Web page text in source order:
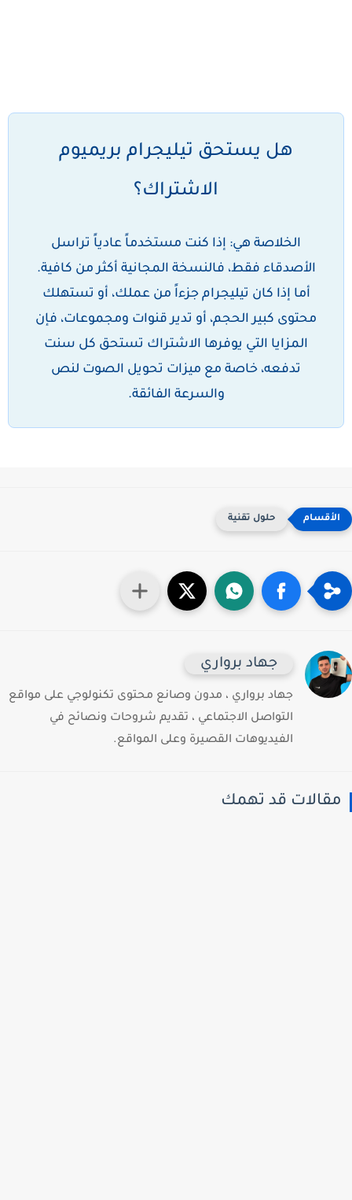
هل يستحق تيليجرام بريميوم
الاشتراك؟
الخلاصة هي: إذا كنت مستخدماً عادياً تراسل
الأصدقاء فقط، فالنسخة المجانية أكثر من كافية.
أما إذا كان تيليجرام جزءاً من عملك، أو تستهلك
محتوى كبير الحجم، أو تدير قنوات ومجموعات، فإن
المزايا التي يوفرها الاشتراك تستحق كل سنت
تدفعه، خاصة مع ميزات تحويل الصوت لنص
والسرعة الفائقة.
حلول تقنية
جهاد برواري
جهاد برواري ، مدون وصانع محتوى تكنولوجي على مواقع
التواصل الاجتماعي ، تقديم شروحات ونصائح في
الفيديوهات القصيرة وعلى المواقع.
قد تهمك